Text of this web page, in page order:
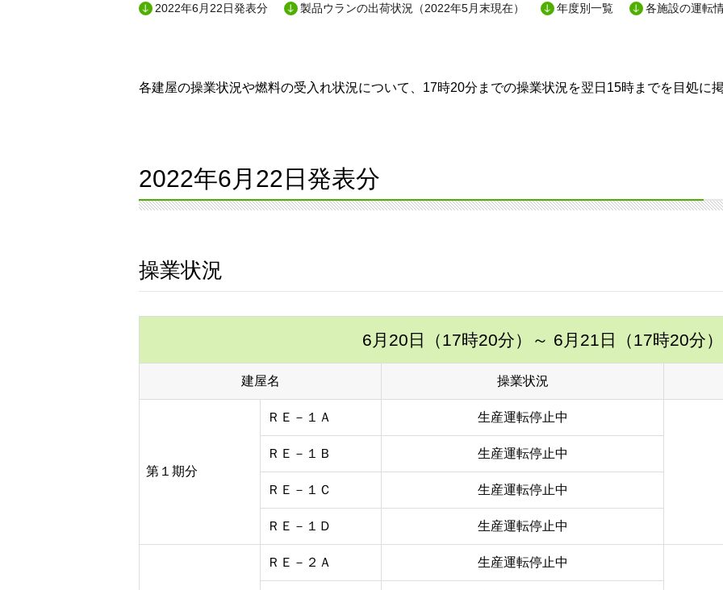
2022年6月22日発表分 製品ウランの出荷状況（2022年5月末現在） 年度別一覧 各施設の運転
各建屋の操業状況や燃料の受入れ状況について、17時20分までの操業状況を翌日15時までを目処に
2022年6月22日発表分
操業状況
6月20日（17時20分） ～ 6月21日（17時20分）
建屋名 操業状況
第１期分
ＲＥ－１Ａ 生産運転停止中
ＲＥ－１Ｂ 生産運転停止中
ＲＥ－１Ｃ 生産運転停止中
ＲＥ－１Ｄ 生産運転停止中
ＲＥ－２Ａ 生産運転停止中